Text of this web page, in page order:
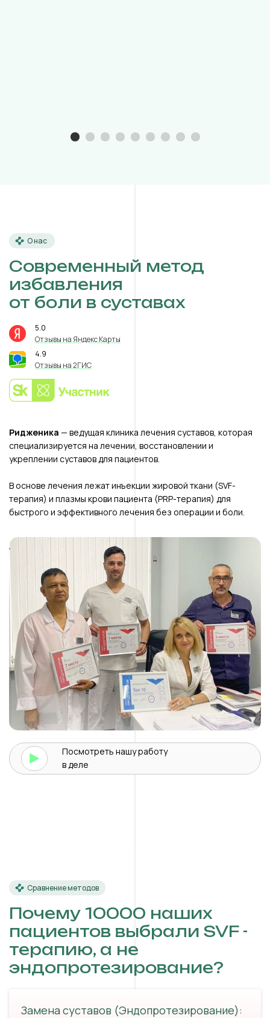
О нас
Современный метод
избавления
от боли в суставах
5.0
Отзывы на Яндекс Карты
4.9
Отзывы на 2ГИС
Ридженика — ведущая клиника лечения суставов, которая
специализируется на лечении, восстановлении и
укреплении суставов для пациентов.
В основе лечения лежат инъекции жировой ткани (SVF-
терапия) и плазмы крови пациента (PRP-терапия) для
быстрого и эффективного лечения без операции и боли.
Посмотреть нашуработу
в деле
Сравнение методов
Почему 10000 наших
пациентов выбрали SVF -
терапию, а не
эндопротезирование?
Замена суставов (Эндопротезирование):